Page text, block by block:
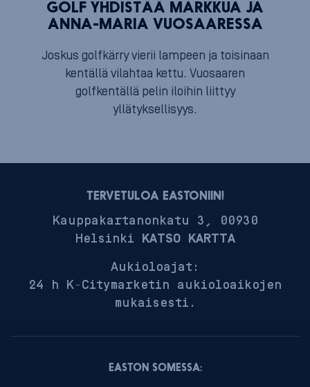
GOLF YHDISTÄÄ MARKKUA JA
ANNA-MARIA VUOSAARESSA
Joskus golfkärry vierii lampeen ja toisinaan
kentällä vilahtaa kettu. Vuosaaren
golfkentällä pelin iloihin liittyy
yllätyksellisyys.
TERVETULOA EASTONIIN!
Kauppakartanonkatu 3, 00930
Helsinki KATSO KARTTA
Aukioloajat:
24 h K-Citymarketin aukioloaikojen
mukaisesti.
EASTON SOMESSA: